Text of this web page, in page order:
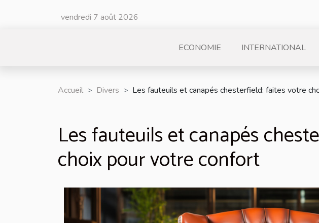
vendredi 7 août 2026
ECONOMIE INTERNATIONAL
Accueil Divers Les fauteuils et canapés chesterfield: faites votre
Les fauteuils et canapés
choix pour votre confort